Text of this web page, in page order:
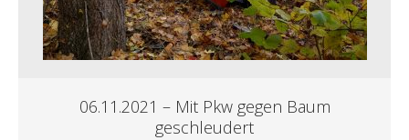
06.11.2021 – Mit Pkw gegen Baum
geschleudert